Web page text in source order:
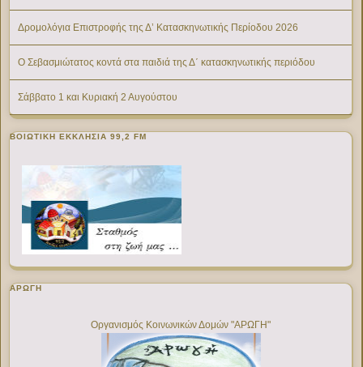
Δρομολόγια Επιστροφής της Δ’ Κατασκηνωτικής Περίοδου 2026
Ο Σεβασμιώτατος κοντά στα παιδιά της Δ΄ κατασκηνωτικής περιόδου
Σάββατο 1 και Κυριακή 2 Αυγούστου
ΒΟΙΩΤΙΚΉ ΕΚΚΛΗΣΊΑ 99,2 FM
ΑΡΩΓΗ
Οργανισμός Κοινωνικών Δομών "ΑΡΩΓΗ"